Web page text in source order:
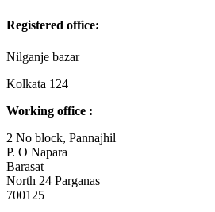
Registered office:
Nilganje bazar
Kolkata 124
Working office :
2 No block, Pannajhil
P. O Napara
Barasat
North 24 Parganas
700125